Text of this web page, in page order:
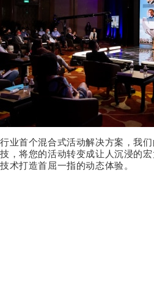
行业首个混合式活动解决方案，我
技，将您的活动转变成让人沉浸的
技术打造首屈一指的动态体验。